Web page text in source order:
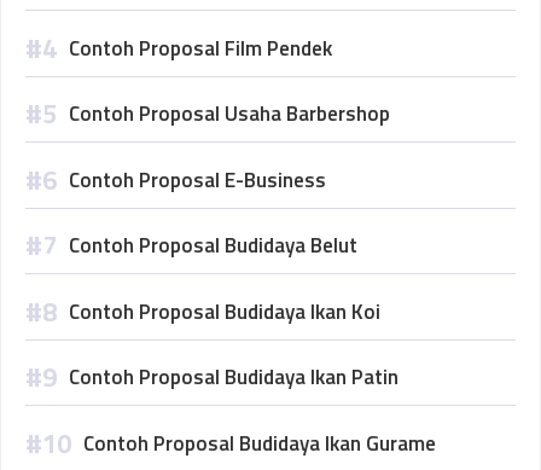
Contoh Proposal Film Pendek
Contoh Proposal Usaha Barbershop
Contoh Proposal E-Business
Contoh Proposal Budidaya Belut
Contoh Proposal Budidaya Ikan Koi
Contoh Proposal Budidaya Ikan Patin
Contoh Proposal Budidaya Ikan Gurame